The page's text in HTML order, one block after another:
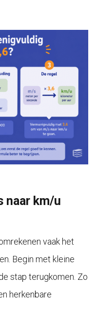
naar km/u
vaak het
Begin met kleine
stap terugkomen. Zo
herkenbare